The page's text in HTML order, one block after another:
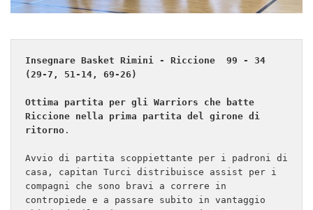
Insegnare Basket Rimini - Riccione  99 - 34
Ottima partita per gli Warriors che batte
Riccione nella prima partita del girone di
ritorno .
Avvio di partita scoppiettante per i padroni di
casa, capitan Turci distribuisce assist per i
compagni che sono bravi a correre in
contropiede e a passare subito in vantaggio